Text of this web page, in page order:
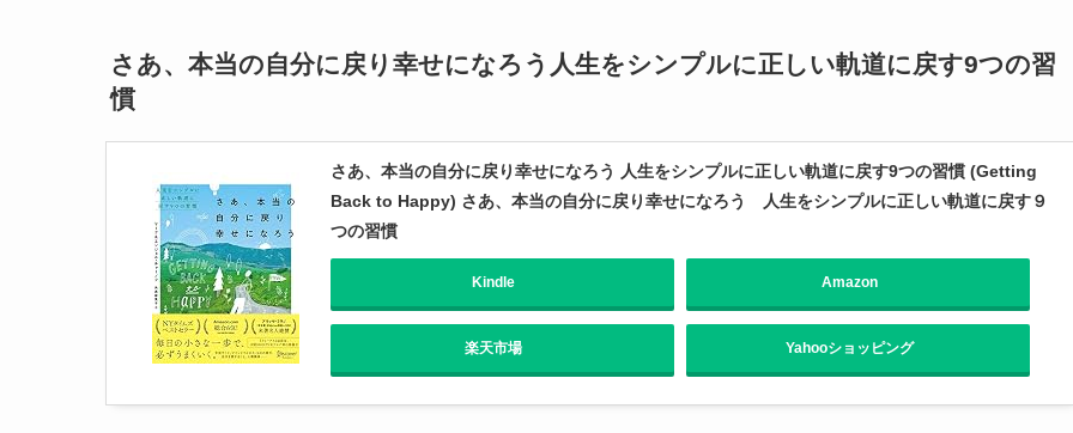
さあ、本当の自分に戻り幸せになろう人生をシンプルに正しい軌道に戻す9つの習
慣
さあ、本当の自分に戻り幸せになろう 人生をシンプルに正しい軌道に戻す9つの習慣 (Getting
Back to Happy) さあ、本当の自分に戻り幸せになろう 人生をシンプルに正しい軌道に戻す９
つの習慣
Kindle Amazon
楽天市場 Yahooショッピング